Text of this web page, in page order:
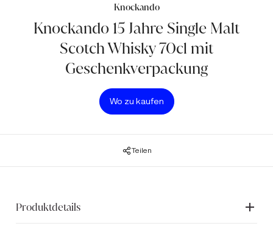
Knockando
Knockando 15 Jahre Single Malt
Scotch Whisky 70cl mit
Geschenkverpackung
Wo zu kaufen
Teilen
Produktdetails